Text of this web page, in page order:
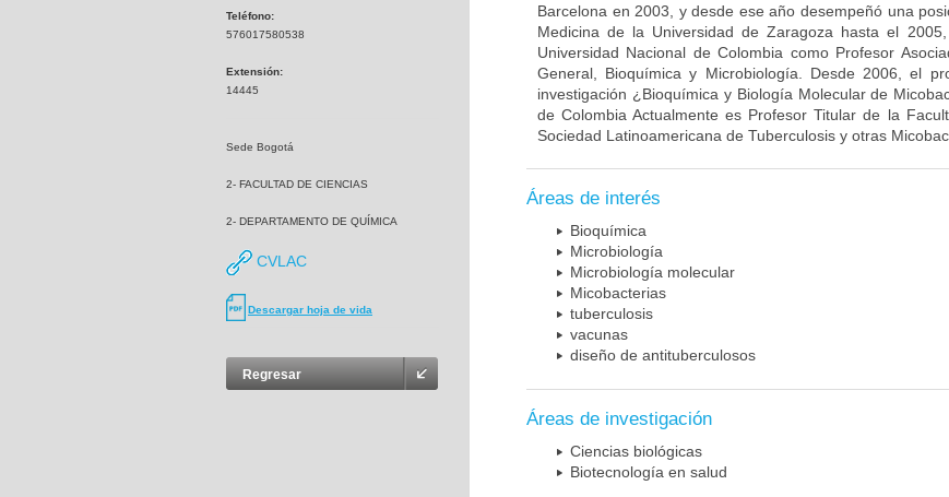
Teléfono:
576017580538
Extensión:
14445
Sede Bogotá
2- FACULTAD DE CIENCIAS
2- DEPARTAMENTO DE QUÍMICA
CVLAC
Descargar hoja de vida
Regresar
Barcelona en 2003, y desde ese año desempeñó una
Medicina de la Universidad de Zaragoza hasta el
Universidad Nacional de Colombia como Profesor
General, Bioquímica y Microbiología. Desde 2006, el
investigación ¿Bioquímica y Biología Molecular de
de Colombia Actualmente es Profesor Titular de la
Sociedad Latinoamericana de Tuberculosis y otras
Áreas de interés
Bioquímica
Microbiología
Microbiología molecular
Micobacterias
tuberculosis
vacunas
diseño de antituberculosos
Áreas de investigación
Ciencias biológicas
Biotecnología en salud